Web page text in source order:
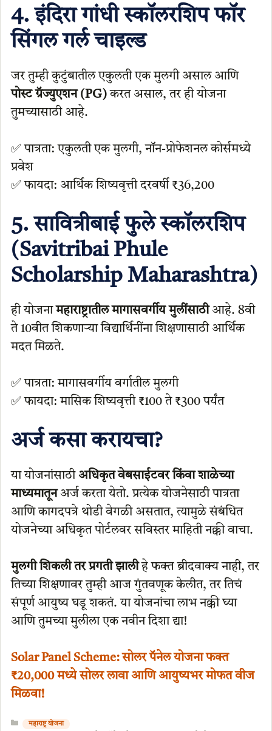
4. इंदिरा गांधी स्कॉलरशिप फॉर
सिंगल गर्ल चाइल्ड
जर तुम्ही कुटुंबातील एकुलती एक मुलगी असाल आणि
पोस्ट ग्रॅज्युएशन (PG)करत असाल, तर ही योजना
तुमच्यासाठी आहे.
✅ पात्रता: एकुलती एक मुलगी, नॉन-प्रोफेशनल कोर्समध्ये
प्रवेश
✅ फायदा: आर्थिक शिष्यवृत्ती दरवर्षी ₹36,200
5. सावित्रीबाई फुले स्कॉलरशिप
(Savitribai Phule
Scholarship Maharashtra)
ही योजनामहाराष्ट्रातील मागासवर्गीय मुलींसाठीआहे. 8वी
ते 10वीत शिकणाऱ्या विद्यार्थिनींना शिक्षणासाठी आर्थिक
मदत मिळते.
✅ पात्रता: मागासवर्गीय वर्गातील मुलगी
✅ फायदा: मासिक शिष्यवृत्ती ₹100 ते ₹300 पर्यंत
अर्ज कसा करायचा?
या योजनांसाठी अधिकृत वेबसाईटवर किंवा शाळेच्या
माध्यमातूनअर्ज करता येतो. प्रत्येक योजनेसाठी पात्रता
आणि कागदपत्रे थोडी वेगळी असतात, त्यामुळे संबंधित
योजनेच्या अधिकृत पोर्टलवर सविस्तर माहिती नक्की वाचा.
मुलगी शिकली तर प्रगती झालीहे फक्त ब्रीदवाक्य नाही, तर
तिच्या शिक्षणावर तुम्ही आज गुंतवणूक केलीत, तर तिचं
संपूर्ण आयुष्य घडू शकतं. या योजनांचा लाभ नक्की घ्या
आणि तुमच्या मुलीला एक नवीन दिशा द्या!
Solar Panel Scheme: सोलर पॅनेल योजना फक्त
₹20,000 मध्ये सोलर लावा आणि आयुष्यभर मोफत वीज
मिळवा!
Categories
महाराष्ट्र योजना